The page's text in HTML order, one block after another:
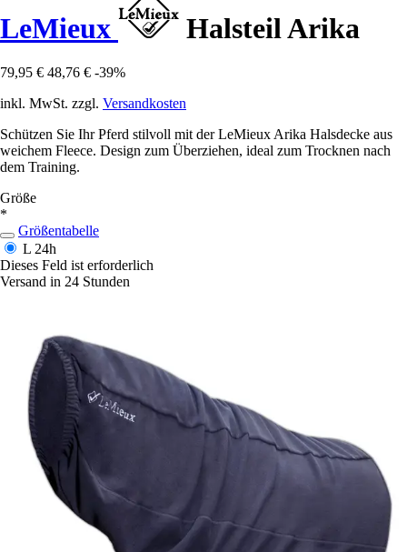
LeMieux Halsteil Arika
79,95 € 48,76 € -39%
inkl. MwSt. zzgl. Versandkosten
Schützen Sie Ihr Pferd stilvoll mit der LeMieux Arika Halsdecke aus
weichem Fleece. Design zum Überziehen, ideal zum Trocknen nach
dem Training.
Größe
*
Größentabelle
L 24h
Dieses Feld ist erforderlich
Versand in 24 Stunden